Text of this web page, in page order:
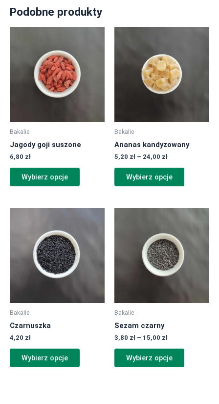
Podobne produkty
Bakalie
Jagody goji suszone
6,80 zł
Wybierz opcje
wiele
wariantów.
produktu
Bakalie
Ananas kandyzowany
5,20 zł – 24,00 zł
5,20 zł
do
24,00 zł
Wybierz opcje
produktu
Bakalie
Czarnuszka
4,20 zł
Wybierz opcje
wiele
wariantów.
wybrać
Bakalie
Sezam czarny
3,80 zł – 15,00 zł
3,80 zł
do
15,00 zł
Wybierz opcje
produkt
wariantów.